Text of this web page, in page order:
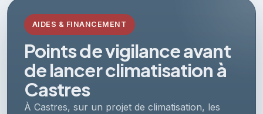
AIDES & FINANCEMENT
Points de vigilance avant
de lancer climatisation à
Castres
À Castres, sur un projet de climatisation, les